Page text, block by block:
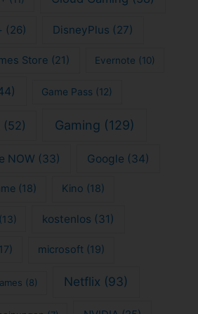
(26) DisneyPlus (27)
Store (21) Evernote (10)
Game Pass (12)
(52) Gaming (129)
NOW (33) Google (34)
(18) Kino (18)
(13) kostenlos (31)
microsoft (19)
(8) Netflix (93)